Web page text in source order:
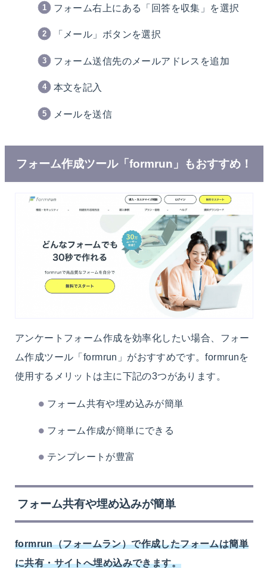
フォーム右上にある「回答を収集」を選択
「メール」ボタンを選択
フォーム送信先のメールアドレスを追加
本文を記入
メールを送信
フォーム作成ツール「formrun」もおすすめ！
アンケートフォーム作成を効率化したい場合、フォー
ム作成ツール「formrun」がおすすめです。formrunを
使用するメリットは主に下記の3つがあります。
フォーム共有や埋め込みが簡単
フォーム作成が簡単にできる
テンプレートが豊富
フォーム共有や埋め込みが簡単
formrun（フォームラン）で作成したフォームは簡単
に共有・サイトへ埋め込みできます。